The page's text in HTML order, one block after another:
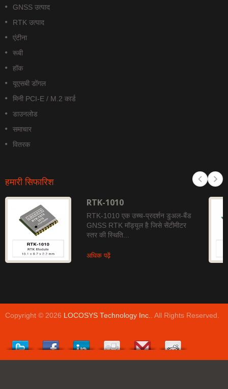
GNSS उत्पाद
RTK उत्पाद
एंटीना
रूबी
हॉक
यूएसबी डोंगल
मिनी PCI-E / M.2 कार्ड
डाउनलोड
समाचार
वितरक
हमारी सिफारिश
RTK-1010
RTK-1010 एक उच्च-प्रदर्शन डुअल-बैंड
GNSS RTK मॉड्यूल है जिसे सेंटीमीटर
स्तर की स्थिति...
अधिक पढ़ें
Copyright © 2026 LOCOSYS Technology Inc.. All Rights Reserved.